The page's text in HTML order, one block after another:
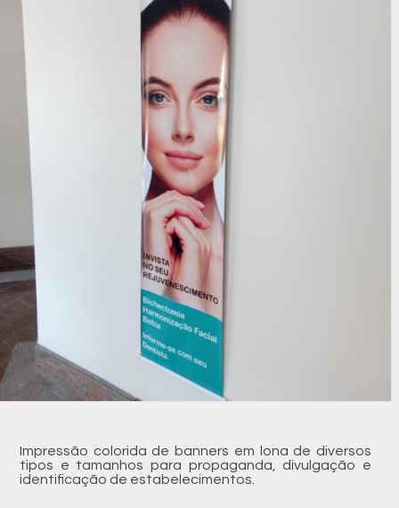
Impressão colorida de banners em lona de diversos
tipos e tamanhos para propaganda, divulgação e
identificação de estabelecimentos.